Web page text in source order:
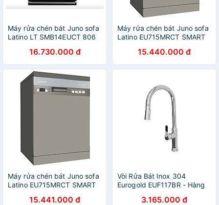
Máy rửa chén bát Juno sofa
Latino LT SMB14EUCT 806
16.730.000 đ
Máy rửa chén bát Juno sofa
Latino EU715MRCT SMART
15.440.000 đ
Máy rửa chén bát Juno sofa
Latino EU715MRCT SMART
15.441.000 đ
Vòi Rửa Bát Inox 304
Eurogold EUF117BR - Hàng
3.165.000 đ